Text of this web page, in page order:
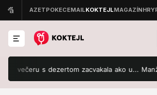
s dezertom zacvakala ako u... Manžel